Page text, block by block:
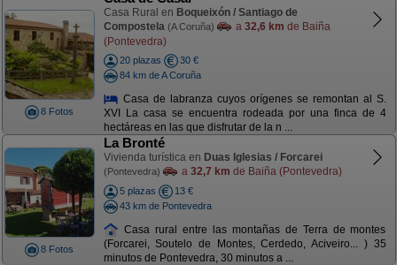
8 Fotos
Casa Rural en Boqueixón / Santiago de
Compostela (A Coruña) a 32,6 km de Baiña
(Pontevedra)
20 plazas
30 €
84 km de A Coruña
Casa de labranza cuyos orígenes se remontan al S.
XVI La casa se encuentra rodeada por una finca de 4
hectáreas en las que disfrutar de la n ...
8 Fotos
La Bronté
Vivienda turística en Duas Iglesias / Forcarei
(Pontevedra) a 32,7 km de Baiña (Pontevedra)
5 plazas
13 €
43 km de Pontevedra
Casa rural entre las montañas de Terra de montes
(Forcarei, Soutelo de Montes, Cerdedo, Aciveiro... ) 35
minutos de Pontevedra, 30 minutos a ...